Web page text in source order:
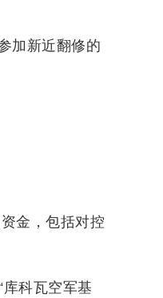
加新近翻修的
金，包括对控
科瓦空军基